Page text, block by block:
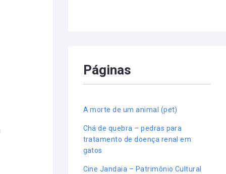
Páginas
A morte de um animal (pet)
Chá de quebra – pedras para
tratamento de doença renal em
gatos
Cine Jandaia – Patrimônio Cultural